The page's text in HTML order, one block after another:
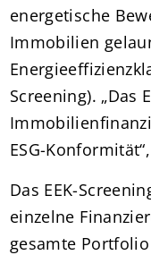
energetische
Immobilien
Screening). „Das
ESG-
Das EEK-
einzelne
gesamte